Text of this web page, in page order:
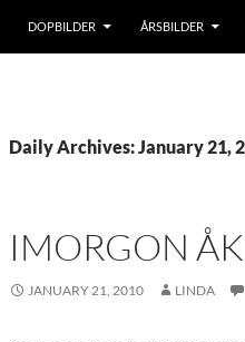
DOPBILDER ÅRSBILDER
Daily Archives: January 21,
IMORGON
JANUARY 21, 2010 LINDA